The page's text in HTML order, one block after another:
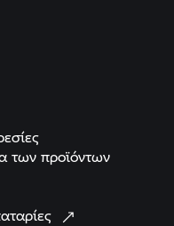
τωνπροϊόντων